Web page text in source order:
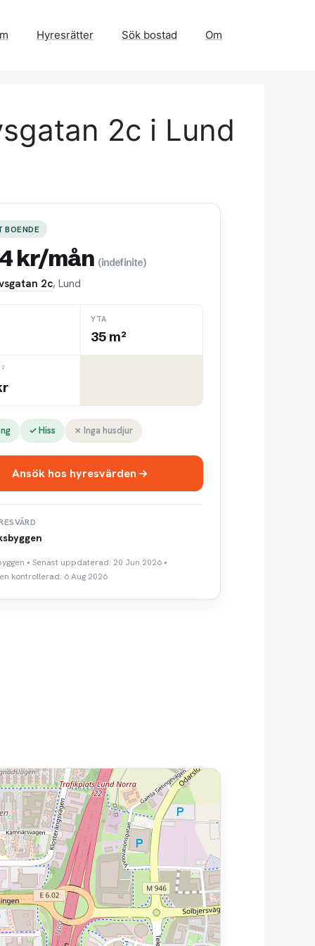
Hyresrätter Sök bostad Om
2c i Lund
BOENDE
kr/mån (indefinite)
2c, Lund
YTA
35 m²
✓ Hiss ✗ Inga husdjur
Ansök hos hyresvärden
• Senast uppdaterad: 20 Jun 2026 •
kontrollerad: 6 Aug 2026